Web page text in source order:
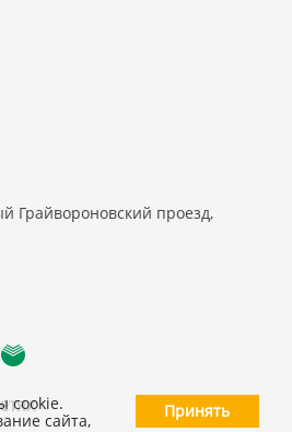
Грайвороновский проезд,
cookie.
сайта,
Принять